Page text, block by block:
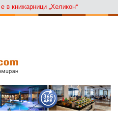
книжарници „Хеликон“